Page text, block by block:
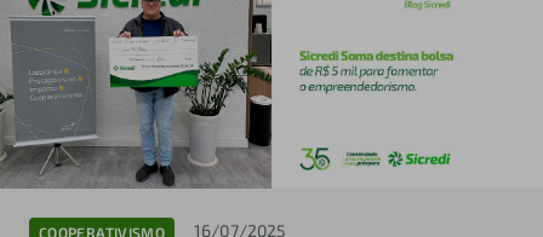
COOPERATIVISMO 16/07/2025